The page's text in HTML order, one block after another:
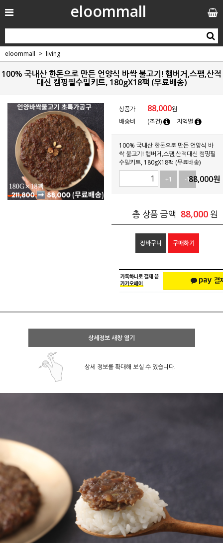
eloommall
eloommall living
100% 국내산 한돈으로 만든 언양식 바싹 불고기! 햄버거,스팸,산적
대신 캠핑필수밀키트, 180gX18팩 (무료배송)
상품가 88,000원
배송비
(조건) 지역별
100% 국내산 한돈으로 만든 언양식 바
싹 불고기! 햄버거,스팸,산적대신 캠핑필
수밀키트, 180gX18팩 (무료배송)
+1
-188,000원
총 상품 금액 88,000 원
장바구니 구매하기
상세정보 새창 열기
상세 정보를 확대해 보실 수 있습니다.